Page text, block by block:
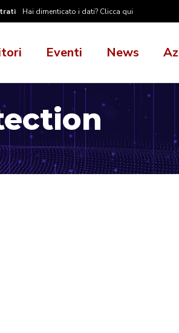
Hai dimenticato i dati? Clicca qui
Eventi News